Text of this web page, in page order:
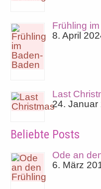
Frühling
8. April
Last
24. Januar
Beliebte Posts
Ode an
6. März